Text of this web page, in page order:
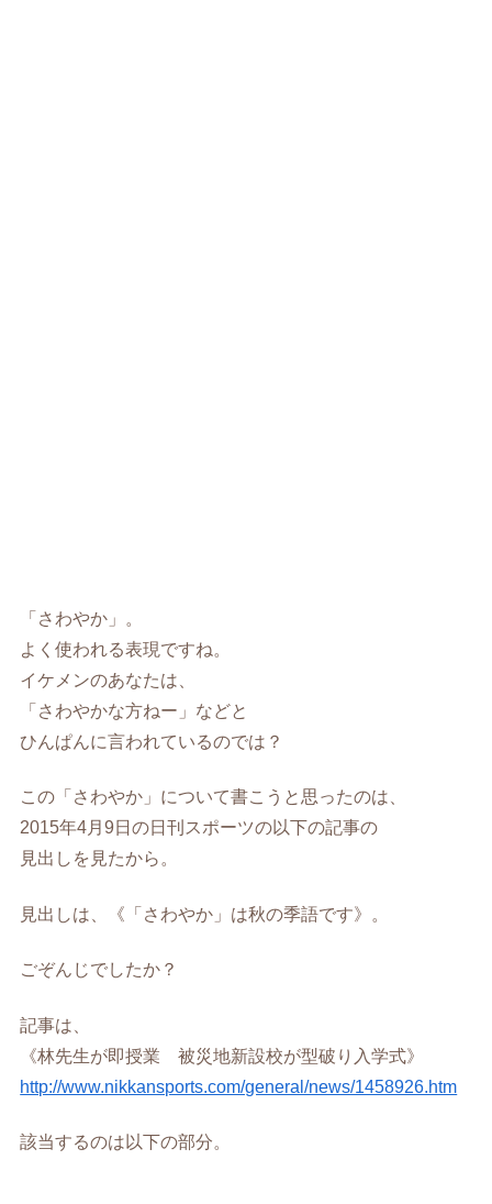
「さわやか」。
よく使われる表現ですね。
イケメンのあなたは、
「さわやかな方ねー」などと
ひんぱんに言われているのでは？
この「さわやか」について書こうと思ったのは、
2015年4月9日の日刊スポーツの以下の記事の
見出しを見たから。
見出しは、《「さわやか」は秋の季語です》。
ごぞんじでしたか？
記事は、
《林先生が即授業 被災地新設校が型破り入学式》
http://www.nikkansports.com/general/news/1458926.htm
該当するのは以下の部分。